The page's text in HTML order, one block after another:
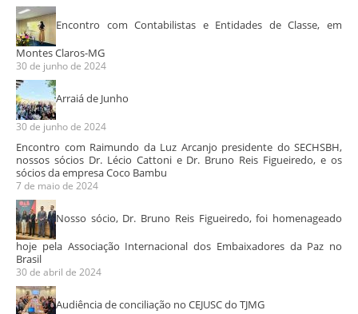
Encontro com Contabilistas e Entidades de Classe, em
Montes Claros-MG
30 de junho de 2024
Arraiá de Junho
30 de junho de 2024
Encontro com Raimundo da Luz Arcanjo presidente do SECHSBH,
nossos sócios Dr. Lécio Cattoni e Dr. Bruno Reis Figueiredo, e os
sócios da empresa Coco Bambu
7 de maio de 2024
Nosso sócio, Dr. Bruno Reis Figueiredo, foi homenageado
hoje pela Associação Internacional dos Embaixadores da Paz no
Brasil
30 de abril de 2024
Audiência de conciliação no CEJUSC do TJMG